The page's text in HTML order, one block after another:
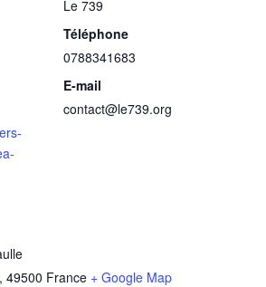
, 49500 France + Google Map
Le 739
Téléphone
0788341683
E-mail
contact@le739.org